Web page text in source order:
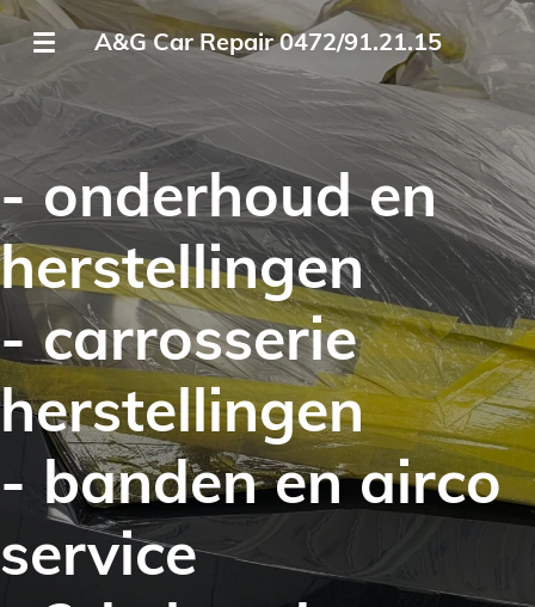
Ga
direct
naar
A&G Car Repair 0472/91.21.15
- onderhoud en
herstellingen
- carrosserie
herstellingen
- banden en airco
service